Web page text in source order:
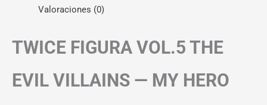
Valoraciones (0)
TWICE FIGURA VOL.5 THE
EVIL VILLAINS — MY HERO